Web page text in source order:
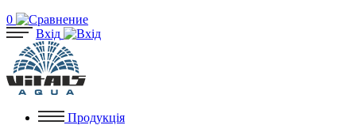
0
Вхід
Продукція